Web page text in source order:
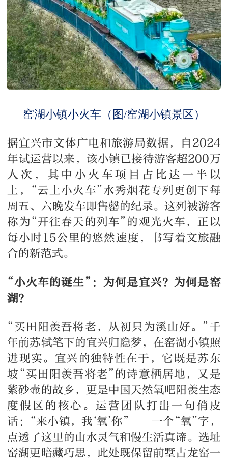
窑湖小镇小火车（图/窑湖小镇景区）
据宜兴市文体广电和旅游局数据，自2024
年试运营以来，该小镇已接待游客超200万
人次，其中小火车项目占比达一半以
上，“云上小火车”水秀烟花专列更创下每
周五、六晚发车即售罄的纪录。这列被游客
称为“开往春天的列车”的观光火车，正以
每小时15公里的悠然速度，书写着文旅融
合的新范式。
“小火车的诞生”：为何是宜兴？为何是窑
湖？
“买田阳羡吾将老，从初只为溪山好。”千
年前苏轼笔下的宜兴归隐梦，在窑湖小镇照
进现实。宜兴的独特性在于，它既是苏东
坡“买田阳羡吾将老”的诗意栖居地，又是
紫砂壶的故乡，更是中国天然氧吧阳羡生态
度假区的核心。运营团队打出一句俏皮
话：“来小镇，我‘氧’你”——一个“氧”字，
点透了这里的山水灵气和慢生活真谛。选址
窑湖更暗藏巧思，此处既保留前墅古龙窑一